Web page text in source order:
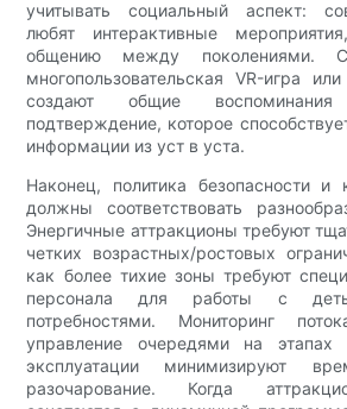
учитывать социальный аспект:
любят интерактивные
общению между поколениями.
многопользовательская VR-игра
создают общие
подтверждение, которое
информации из уст в уста.
Наконец, политика безопасности и
должны соответствовать
Энергичные аттракционы требуют
четких возрастных/ростовых
как более тихие зоны требуют
персонала для работы с
потребностями. Мониторинг
управление очередями на этапах
эксплуатации минимизируют
разочарование. Когда